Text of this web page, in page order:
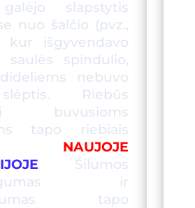
slapstytis
nuo šalčio (pvz.,
kur išgyvendavo
spindulio,
nebuvo
Riebūs
buvusioms
tapo riebiais
NAUJOJE
. Šilumos
ir
tapo